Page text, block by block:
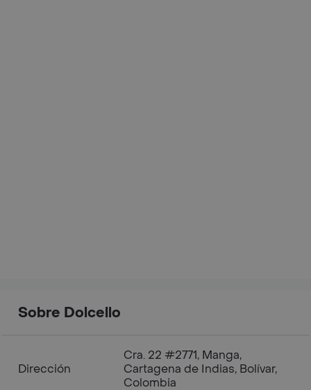
Sobre Dolcello
Dirección
Cra. 22 #2771, Manga,
Cartagena de Indias, Bolívar,
Colombia